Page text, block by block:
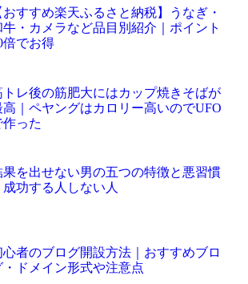
おすすめ楽天ふるさと納税】うなぎ・
牛・カメラなど品目別紹介｜ポイント
倍でお得
トレ後の筋肥大にはカップ焼きそばが
高｜ペヤングはカロリー高いのでUFO
作った
果を出せない男の五つの特徴と悪習慣
成功する人しない人
心者のブログ開設方法｜おすすめブロ
・ドメイン形式や注意点